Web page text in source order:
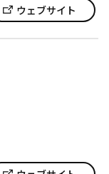
ウェブサイト